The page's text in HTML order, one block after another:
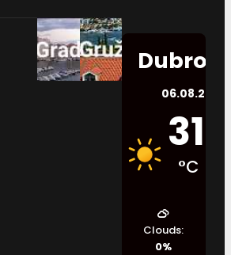
06.08.2026.
31
°C
Clouds:
0%